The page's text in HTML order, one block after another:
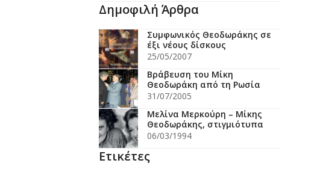
Δημοφιλή Άρθρα
Συμφωνικός Θεοδωράκης σε
έξι νέους δίσκους
25/05/2007
Βράβευση του Μίκη
Θεοδωράκη από τη Ρωσία
31/07/2005
Μελίνα Μερκούρη – Μίκης
Θεοδωράκης, στιγμιότυπα
06/03/1994
Ετικέτες